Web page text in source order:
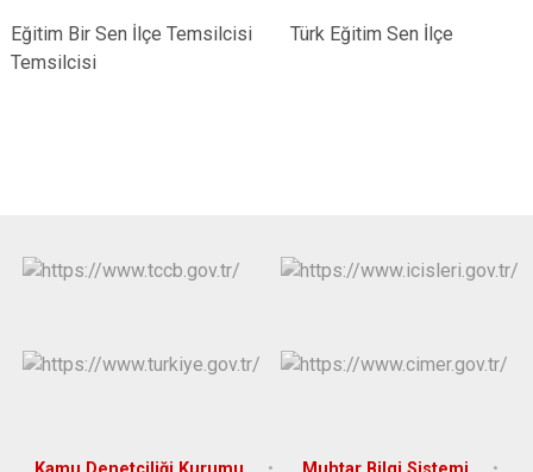
Eğitim Bir Sen İlçe Temsilcisi Türk Eğitim Sen İlçe
Temsilcisi